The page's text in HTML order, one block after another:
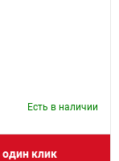
Есть в наличии
один клик